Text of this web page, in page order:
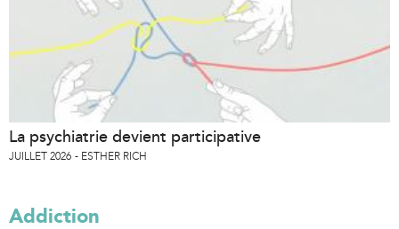
La psychiatrie devient participative
JUILLET 2026 ESTHER RICH
Addiction